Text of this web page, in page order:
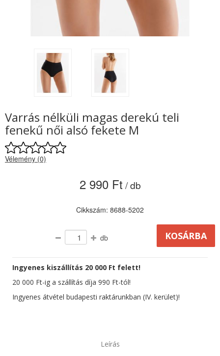
Varrás nélküli magas derekú teli
fenekű női alsó fekete M
Vélemény (0)
2 990 Ft / db
Cikkszám: 8688-5202
db
Ingyenes kiszállítás 20 000 Ft felett!
20 000 Ft-ig a szállítás díja 990 Ft-tól!
Ingyenes átvétel budapesti raktárunkban (IV. kerület)!
Leírás